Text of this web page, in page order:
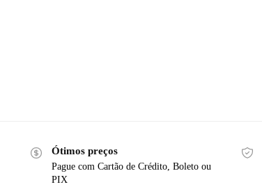
Ótimos preços
Pague com Cartão de Crédito, Boleto ou
PIX